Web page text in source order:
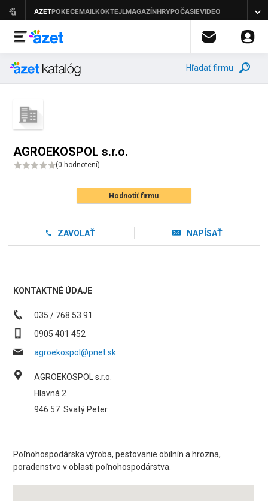
Hľadať firmu
AGROEKOSPOL s.r.o.
(0 hodnotení)
Hodnotiť firmu
ZAVOLAŤ NAPÍSAŤ
KONTAKTNÉ ÚDAJE
035 / 768 53 91
0905 401 452
agroekospol@pnet.sk
AGROEKOSPOL s.r.o.
Hlavná 2
946 57 Svätý Peter
Poľnohospodárska výroba, pestovanie obilnín a hrozna,
poradenstvo v oblasti poľnohospodárstva.